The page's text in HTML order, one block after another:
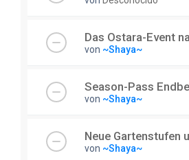
Das Ostara-Event
von ~Shaya~
Season-Pass
von ~Shaya~
Neue Gartenstufen
von ~Shaya~